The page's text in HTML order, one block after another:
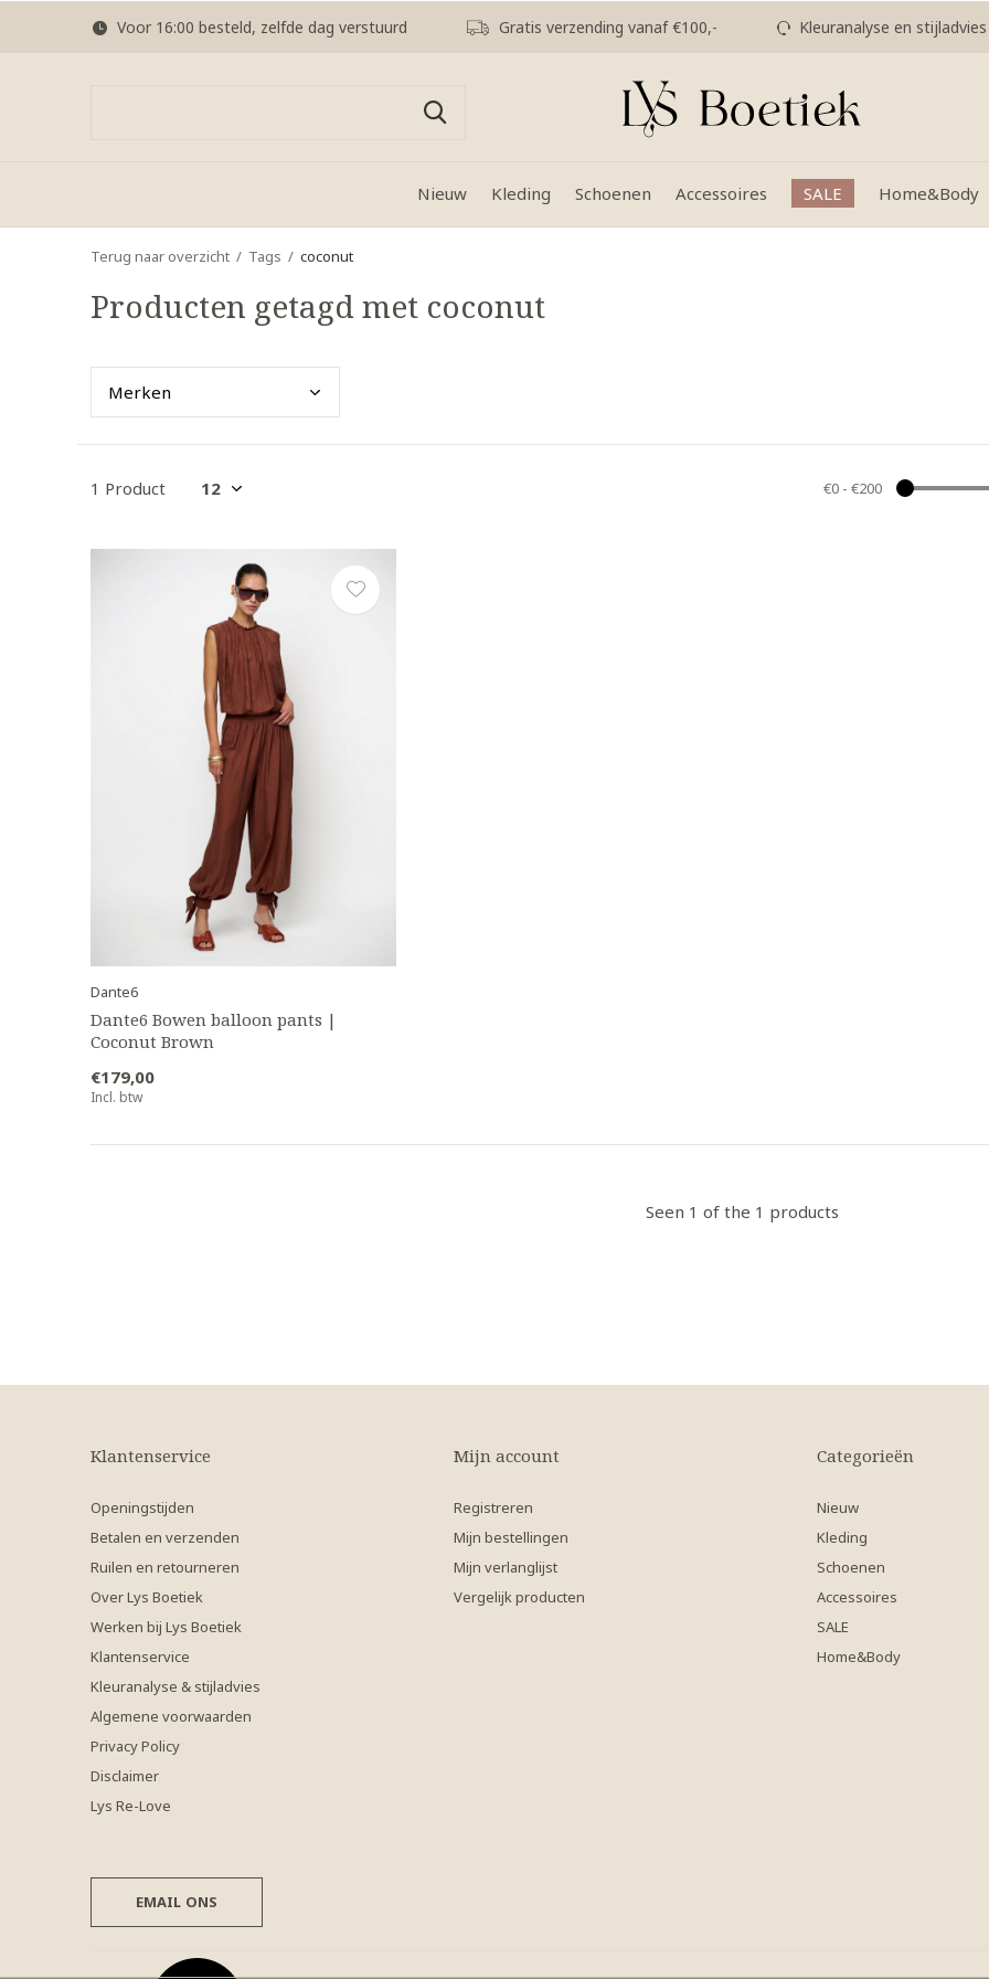
Nieuw Kleding Schoenen Accessoires SALE Home&Body
Voor 16:00 besteld, zelfde dag verstuurd Gratis verzending vanaf €100,- Kleuranalyse en stijladvies
Terug naar overzicht Tags coconut
Producten getagd met coconut
Merken
1 Product €0- €200
Dante6
Dante6 Bowen balloon pants |
Coconut Brown
€179,00
Incl. btw
Seen 1 of the 1 products
Klantenservice
Openingstijden
Betalen en verzenden
Ruilen en retourneren
Over Lys Boetiek
Werken bij Lys Boetiek
Klantenservice
Kleuranalyse & stijladvies
Algemene voorwaarden
Privacy Policy
Disclaimer
Lys Re-Love
Mijn account
Registreren
Mijn bestellingen
Mijn verlanglijst
Vergelijk producten
Categorieën
Nieuw
Kleding
Schoenen
Accessoires
SALE
Home&Body
EMAIL ONS